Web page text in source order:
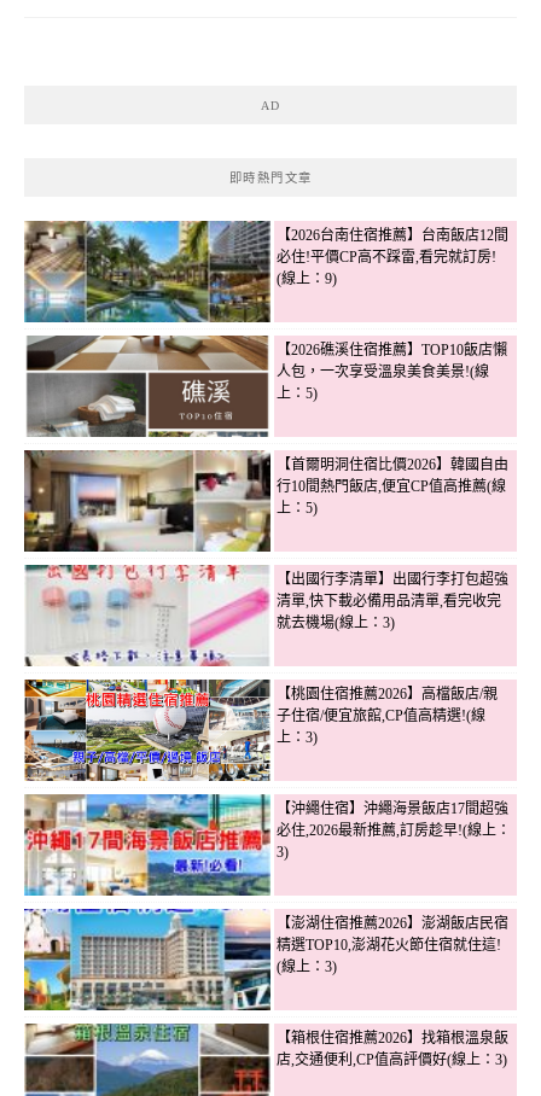
AD
即時熱門文章
【2026台南住宿推薦】台南飯店12間
必住!平價CP高不踩雷,看完就訂房!
(線上：9)
【2026礁溪住宿推薦】TOP10飯店懶
人包，一次享受溫泉美食美景!(線
上：5)
【首爾明洞住宿比價2026】韓國自由
行10間熱門飯店,便宜CP值高推薦(線
上：5)
【出國行李清單】出國行李打包超強
清單,快下載必備用品清單,看完收完
就去機場(線上：3)
【桃園住宿推薦2026】高檔飯店/親
子住宿/便宜旅館,CP值高精選!(線
上：3)
【沖繩住宿】沖繩海景飯店17間超強
必住,2026最新推薦,訂房趁早!(線上：
3)
【澎湖住宿推薦2026】澎湖飯店民宿
精選TOP10,澎湖花火節住宿就住這!
(線上：3)
【箱根住宿推薦2026】找箱根溫泉飯
店,交通便利,CP值高評價好(線上：3)